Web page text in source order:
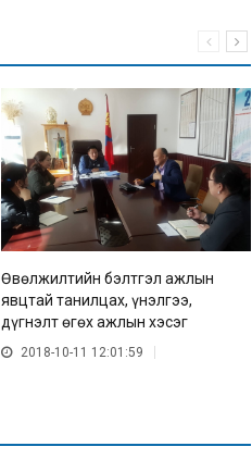
Өвөлжилтийн бэлтгэл ажлын
явцтай танилцах, үнэлгээ,
дүгнэлт өгөх ажлын хэсэг
Дорноговь аймагт ажиллаж
2018-10-11 12:01:59